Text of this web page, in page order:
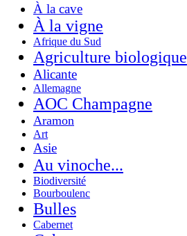
À la cave
À la vigne
Afrique du Sud
Agriculture biologique
Alicante
Allemagne
AOC Champagne
Aramon
Art
Asie
Au vinoche...
Biodiversité
Bourboulenc
Bulles
Cabernet